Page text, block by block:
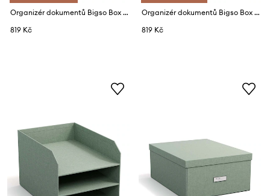
Organizér dokumentů Bigso Box of Sweden A4 Johan
819 Kč
Organizér dokumentů Bigso Box of Sweden A4 Johan
819 Kč